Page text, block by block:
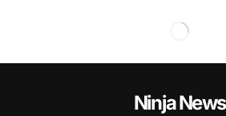
Ninja News